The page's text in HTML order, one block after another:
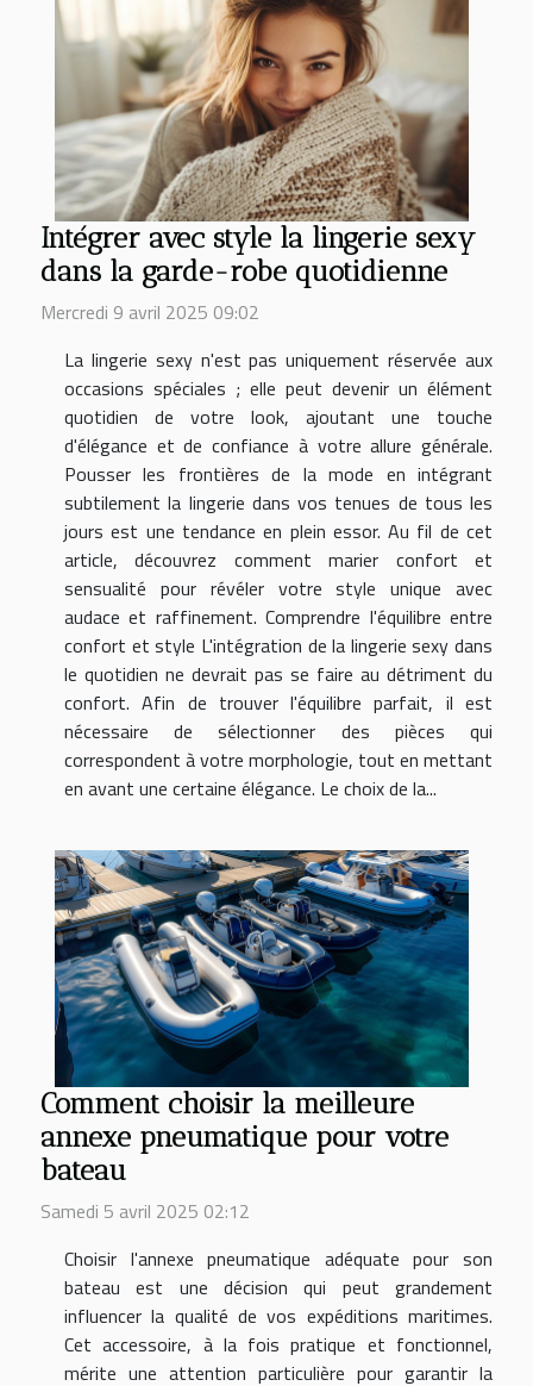
Intégrer avec style la lingerie sexy
dans la garde-robe quotidienne
Mercredi 9 avril 2025 09:02
La lingerie sexy n'est pas uniquement réservée aux
occasions spéciales ; elle peut devenir un élément
quotidien de votre look, ajoutant une touche
d'élégance et de confiance à votre allure générale.
Pousser les frontières de la mode en intégrant
subtilement la lingerie dans vos tenues de tous les
jours est une tendance en plein essor. Au fil de cet
article, découvrez comment marier confort et
sensualité pour révéler votre style unique avec
audace et raffinement. Comprendre l'équilibre entre
confort et style L'intégration de la lingerie sexy dans
le quotidien ne devrait pas se faire au détriment du
confort. Afin de trouver l'équilibre parfait, il est
nécessaire de sélectionner des pièces qui
correspondent à votre morphologie, tout en mettant
en avant une certaine élégance. Le choix de la...
Comment choisir la meilleure
annexe pneumatique pour votre
bateau
Samedi 5 avril 2025 02:12
Choisir l'annexe pneumatique adéquate pour son
bateau est une décision qui peut grandement
influencer la qualité de vos expéditions maritimes.
Cet accessoire, à la fois pratique et fonctionnel,
mérite une attention particulière pour garantir la